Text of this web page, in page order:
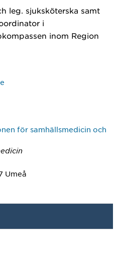
leg. sjuksköterska samt
i
inom Region
för samhällsmedicin och
Umeå